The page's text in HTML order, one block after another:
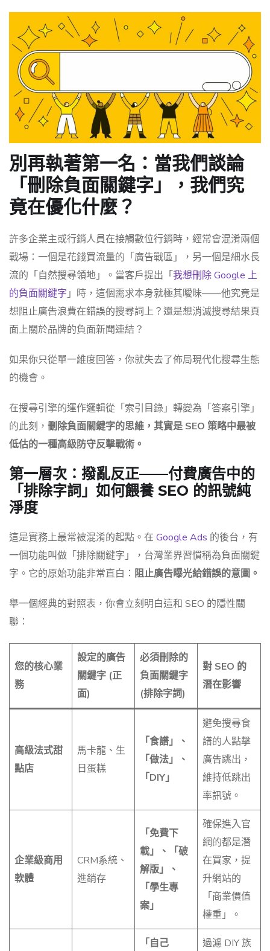
別再執著第一名：當我們談論
「刪除負面關鍵字」，我們究
竟在優化什麼？
許多企業主或行銷人員在接觸數位行銷時，經常會混淆兩個
戰場：一個是花錢買流量的「廣告戰區」，另一個是細水長
流的「自然搜尋領地」。當客戶提出「我想刪除 Google 上
的負面關鍵字」時，這個需求本身就極其曖昧——他究竟是
想阻止廣告浪費在錯誤的搜尋詞上？還是想消滅搜尋結果頁
面上關於品牌的負面新聞連結？
如果你只從單一維度回答，你就失去了佈局現代化搜尋生態
的機會。
在搜尋引擎的運作邏輯從「索引目錄」轉變為「答案引擎」
的此刻， 刪除負面關鍵字的思維，其實是 SEO 策略中最被
低估的一種高級防守反擊戰術。
第一層次：撥亂反正——付費廣告中的
「排除字詞」如何餵養 SEO 的訊號純
淨度
這是實務上最常被混淆的起點。在 Google Ads 的後台，有
一個功能叫做「排除關鍵字」，台灣業界習慣稱為負面關鍵
字。它的原始功能非常直白： 阻止廣告曝光給錯誤的意圖。
舉一個經典的對照表，你會立刻明白這和 SEO 的隱性關
聯：
您的核心業
務
設定的廣告
關鍵字 (正
面)
必須刪除的
負面關鍵字
(排除字詞)
對 SEO 的
潛在影響
高級法式甜
點店
馬卡龍、生
日蛋糕
「食譜」、
「做法」、
「DIY」
避免搜尋食
譜的人點擊
廣告跳出，
維持低跳出
率訊號。
企業級商用
軟體
CRM系統、
進銷存
「免費下
載」、「破
解版」、
「學生專
案」
確保進入官
網的都是潛
在買家，提
升網站的
「商業價值
權重」。
「自己
過濾 DIY 族